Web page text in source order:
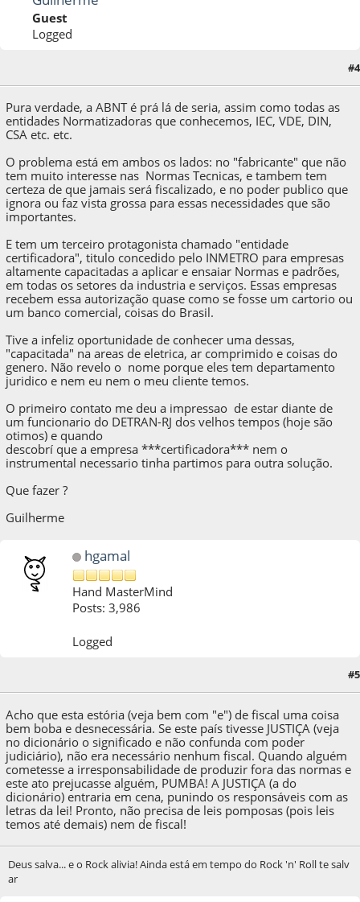
Guest
Logged
#4
Pura verdade, a ABNT é prá lá de seria, assim como todas as
entidades Normatizadoras que conhecemos, IEC, VDE, DIN,
CSA etc. etc.
O problema está em ambos os lados: no "fabricante" que não
tem muito interesse nas Normas Tecnicas, e tambem tem
certeza de que jamais será fiscalizado, e no poder publico que
ignora ou faz vista grossa para essas necessidades que são
importantes.
E tem um terceiro protagonista chamado "entidade
certificadora", titulo concedido pelo INMETRO para empresas
altamente capacitadas a aplicar e ensaiar Normas e padrões,
em todas os setores da industria e serviços. Essas empresas
recebem essa autorização quase como se fosse um cartorio ou
um banco comercial, coisas do Brasil.
Tive a infeliz oportunidade de conhecer uma dessas,
"capacitada" na areas de eletrica, ar comprimido e coisas do
genero. Não revelo o nome porque eles tem departamento
juridico e nem eu nem o meu cliente temos.
O primeiro contato me deu a impressao de estar diante de
um funcionario do DETRAN-RJ dos velhos tempos (hoje são
otimos) e quando
descobrí que a empresa ***certificadora*** nem o
instrumental necessario tinha partimos para outra solução.
Que fazer ?
Guilherme
hgamal
Hand MasterMind
Posts: 3,986
Logged
#5
Acho que esta estória (veja bem com "e") de fiscal uma coisa
bem boba e desnecessária. Se este país tivesse JUSTIÇA (veja
no dicionário o significado e não confunda com poder
judiciário), não era necessário nenhum fiscal. Quando alguém
cometesse a irresponsabilidade de produzir fora das normas e
este ato prejucasse alguém, PUMBA! A JUSTIÇA (a do
dicionário) entraria em cena, punindo os responsáveis com as
letras da lei! Pronto, não precisa de leis pomposas (pois leis
temos até demais) nem de fiscal!
Deus salva... e o Rock alivia! Ainda está em tempo do Rock 'n' Roll te salv
ar